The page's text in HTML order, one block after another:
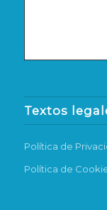
Textos
Política de
Política de